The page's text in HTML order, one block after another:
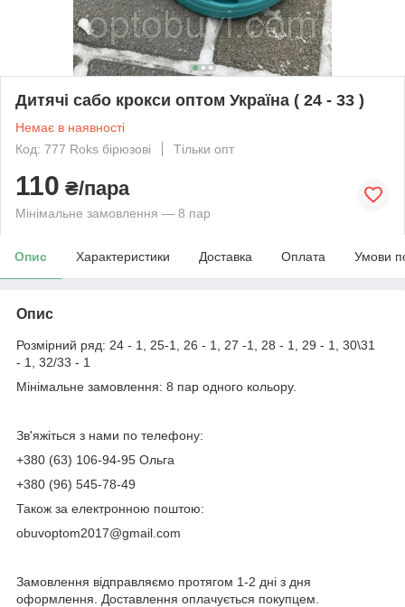
Дитячі сабо крокси оптом Україна ( 24 - 33 )
Немає в наявності
Код: 777 Roks бірюзові
Тільки опт
110 ₴/пара
Мінімальне замовлення — 8 пар
Опис Характеристики Доставка Оплата Умови
Опис
Розмірний ряд: 24 - 1, 25-1, 26 - 1, 27 -1, 28 - 1, 29 - 1, 30\31
- 1, 32/33 - 1
Мінімальне замовлення: 8 пар одного кольору.
Зв'яжіться з нами по телефону:
+380 (63) 106-94-95 Ольга
+380 (96) 545-78-49
Також за електронною поштою:
obuvoptom2017@gmail.com
Замовлення відправляємо протягом 1-2 дні з дня
оформлення. Доставлення оплачується покупцем.